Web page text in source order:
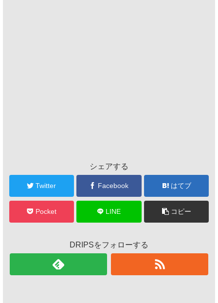
シェアする
Twitter Facebook はてブ
Pocket LINE コピー
DRIPSをフォローする